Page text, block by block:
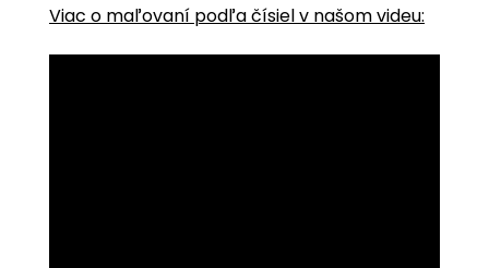
Viac o maľovaní podľa čísiel v našom videu: